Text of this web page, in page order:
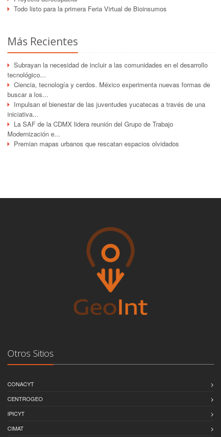
Todo listo para la primera Feria Virtual de Bioinsumos
Más Recientes
Subrayan la necesidad de incluir a las comunidades en el desarrollo
tecnológico...
Ciencia, tecnología y cerdos. México experimenta nuevas formas de
buscar a los...
Impulsan el bienestar de las juventudes yucatecas a través de una
iniciativa...
La SAF de la CDMX lidera reunión del Grupo de Trabajo
Modernización e...
Premian mapas urbanos que rescatan espacios olvidados
Otros Sitios
CONACYT
CENTROGEO
IPICYT
CIMAT